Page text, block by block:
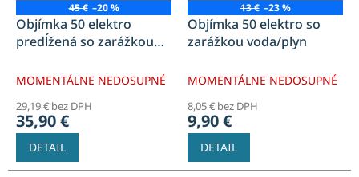
45 € –20 %
Objímka 50 elektro
predĺžená so zarážkou
MOMENTÁLNE NEDOSUPNÉ
29,19 € bez DPH
35,90 €
DETAIL
13 € –23 %
Objímka 50 elektro so
zarážkou voda/plyn
MOMENTÁLNE NEDOSUPNÉ
8,05 € bez DPH
9,90 €
DETAIL